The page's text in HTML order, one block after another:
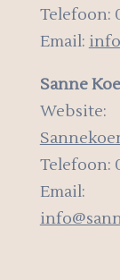
Telefoon:
Email:
Sanne
Website:
Telefoon:
Email: